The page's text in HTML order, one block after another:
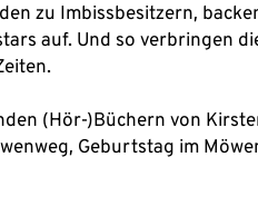
zu Imbissbesitzern,
auf. Und so verbringen
(Hör-)Büchern von
Geburtstag im